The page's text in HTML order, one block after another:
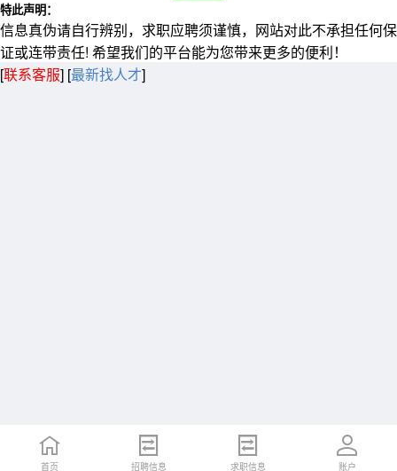
特此声明：
信息真伪请自行辨别，求职应聘须谨慎，网站对此不承担任何保
证或连带责任! 希望我们的平台能为您带来更多的便利！
[联系客服] [最新找人才]
首页 招聘信息 求职信息 账户